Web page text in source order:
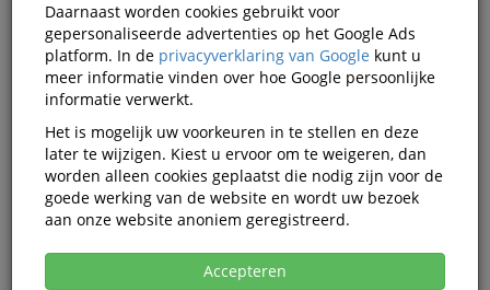
filter
Veiligheidsartikelen Denios Ag
Denios Ag
veiligheidsartikelen
Denios Ag Veiligheidstoebehoren
Daarnaast worden cookies gebruikt voor
gepersonaliseerde advertenties op het Google Ads
platform. In de privacyverklaring van Google kunt u
meer informatie vinden over hoe Google persoonlijke
informatie verwerkt.
Het is mogelijk uw voorkeuren in te stellen en deze
later te wijzigen. Kiest u ervoor om te weigeren, dan
worden alleen cookies geplaatst die nodig zijn voor de
goede werking van de website en wordt uw bezoek
aan onze website anoniem geregistreerd.
Accepteren